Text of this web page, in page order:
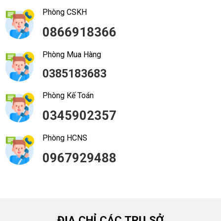
Phòng CSKH
0866918366
Phòng Mua Hàng
0385183683
Phòng Kế Toán
0345902357
Phòng HCNS
0967929488